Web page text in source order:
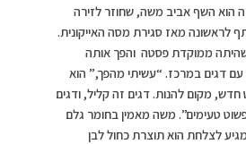
הוא השף אביב משה, שחוזר לזירה
לראשונה מאז סגירת מסה האייקונית.
ממוקדת פסטה והפך אותה
עם דגים במרכז. “עשיתי מהפך,” הוא
מקום להנות. דגים זה קליל, ודגים
טעימים”. משה מאמין בחומר גלם
לצלחת הוא תוצרת כחול לבן